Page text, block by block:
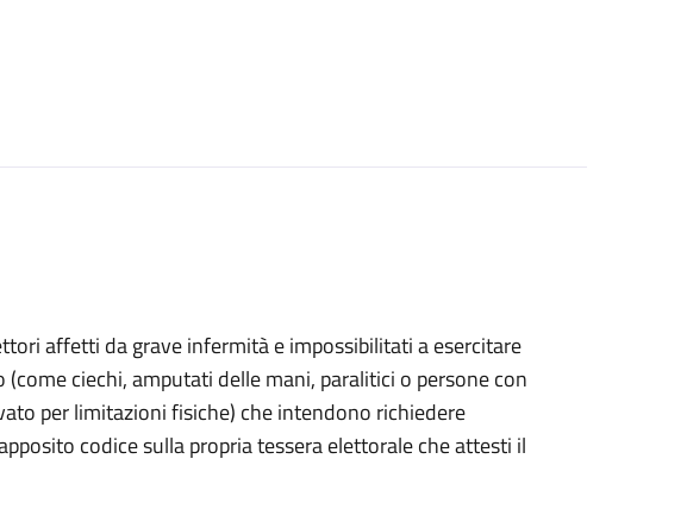
affetti da grave infermità e impossibilitati a esercitare
ciechi, amputati delle mani, paralitici o persone con
per limitazioni fisiche) che intendono richiedere
codice sulla propria tessera elettorale che attesti il